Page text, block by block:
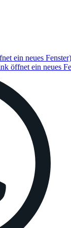
ein neues Fenster)
öffnet ein neues